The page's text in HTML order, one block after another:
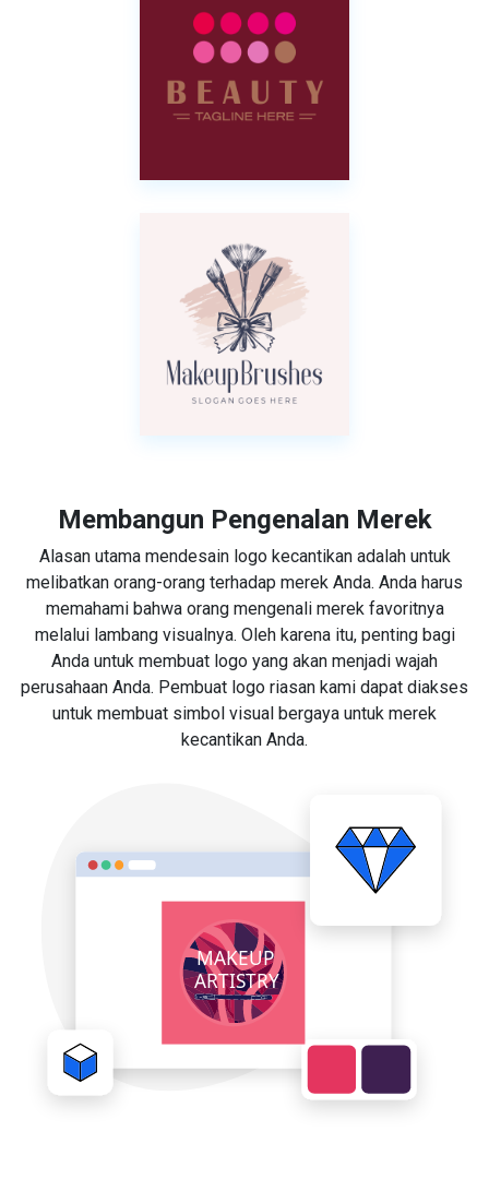
Membangun Pengenalan Merek
Alasan utama mendesain logo kecantikan adalah untuk
melibatkan orang-orang terhadap merek Anda. Anda harus
memahami bahwa orang mengenali merek favoritnya
melalui lambang visualnya. Oleh karena itu, penting bagi
Anda untuk membuat logo yang akan menjadi wajah
perusahaan Anda. Pembuat logo riasan kami dapat diakses
untuk membuat simbol visual bergaya untuk merek
kecantikan Anda.